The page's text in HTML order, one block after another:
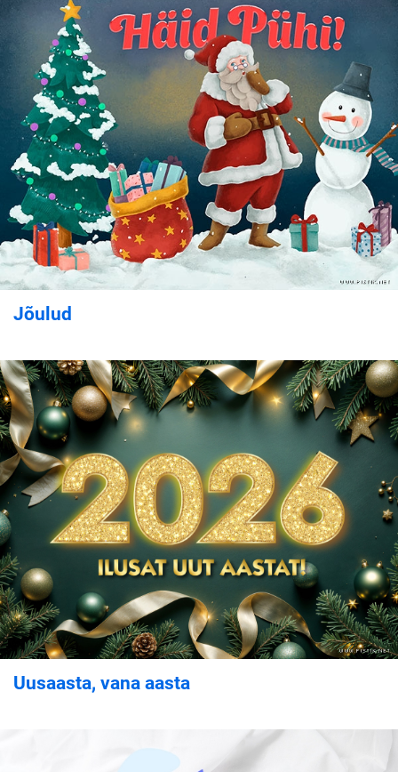
Jõulud
Uusaasta, vana aasta